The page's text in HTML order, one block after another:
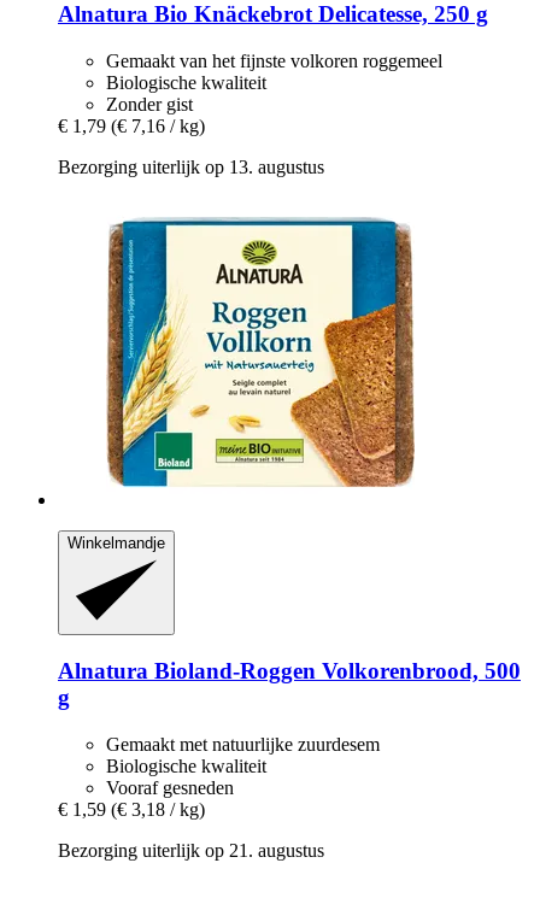
Alnatura Bio Knäckebrot Delicatesse, 250 g
Gemaakt van het fijnste volkoren roggemeel
Biologische kwaliteit
Zonder gist
€ 1,79 (€ 7,16 / kg)
Bezorging uiterlijk op 13. augustus
Winkelmandje
Alnatura Bioland-​Roggen Volkorenbrood, 500
g
Gemaakt met natuurlijke zuurdesem
Biologische kwaliteit
Vooraf gesneden
€ 1,59 (€ 3,18 / kg)
Bezorging uiterlijk op 21. augustus